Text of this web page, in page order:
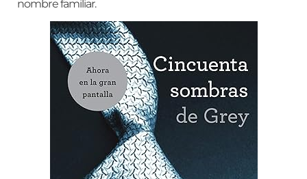
nombre familiar.